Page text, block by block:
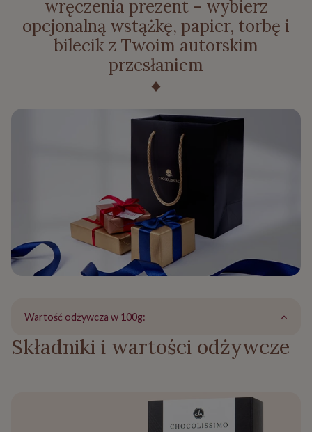
wręczenia prezent - wybierz
opcjonalną wstążkę, papier, torbę i
bilecik z Twoim autorskim
przesłaniem
Wartość odżywcza w 100g:
Składniki i wartości odżywcze